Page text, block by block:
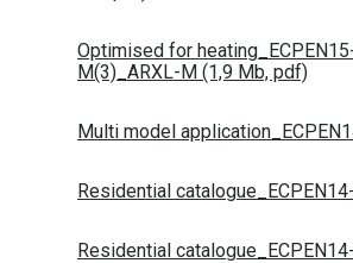
Optimised for
M(3)_ARXL-M (1,9 Mb, pdf)
Multi model
Residential
Residential